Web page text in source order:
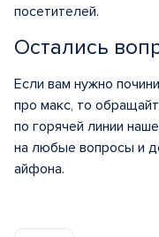
посетителей.
Остались
Если вам нужно
про макс, то
по горячей линии
на любые вопросы и
айфона.